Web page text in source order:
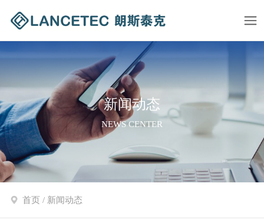
新闻动态
NEWS CENTER
首页 / 新闻动态